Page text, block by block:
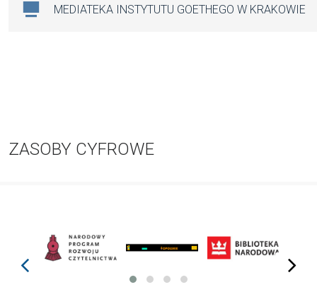
MEDIATEKA INSTYTUTU GOETHEGO W KRAKOWIE
ZASOBY CYFROWE
prev next